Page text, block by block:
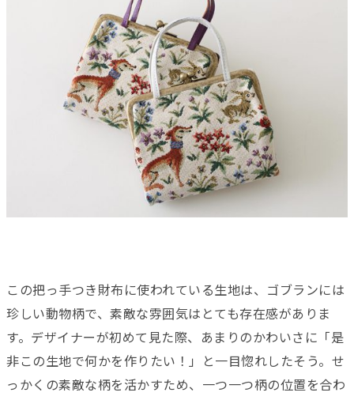
この把っ手つき財布に使われている生地は、ゴブランには
珍しい動物柄で、素敵な雰囲気はとても存在感がありま
す。デザイナーが初めて見た際、あまりのかわいさに「是
非この生地で何かを作りたい！」と一目惚れしたそう。せ
っかくの素敵な柄を活かすため、一つ一つ柄の位置を合わ